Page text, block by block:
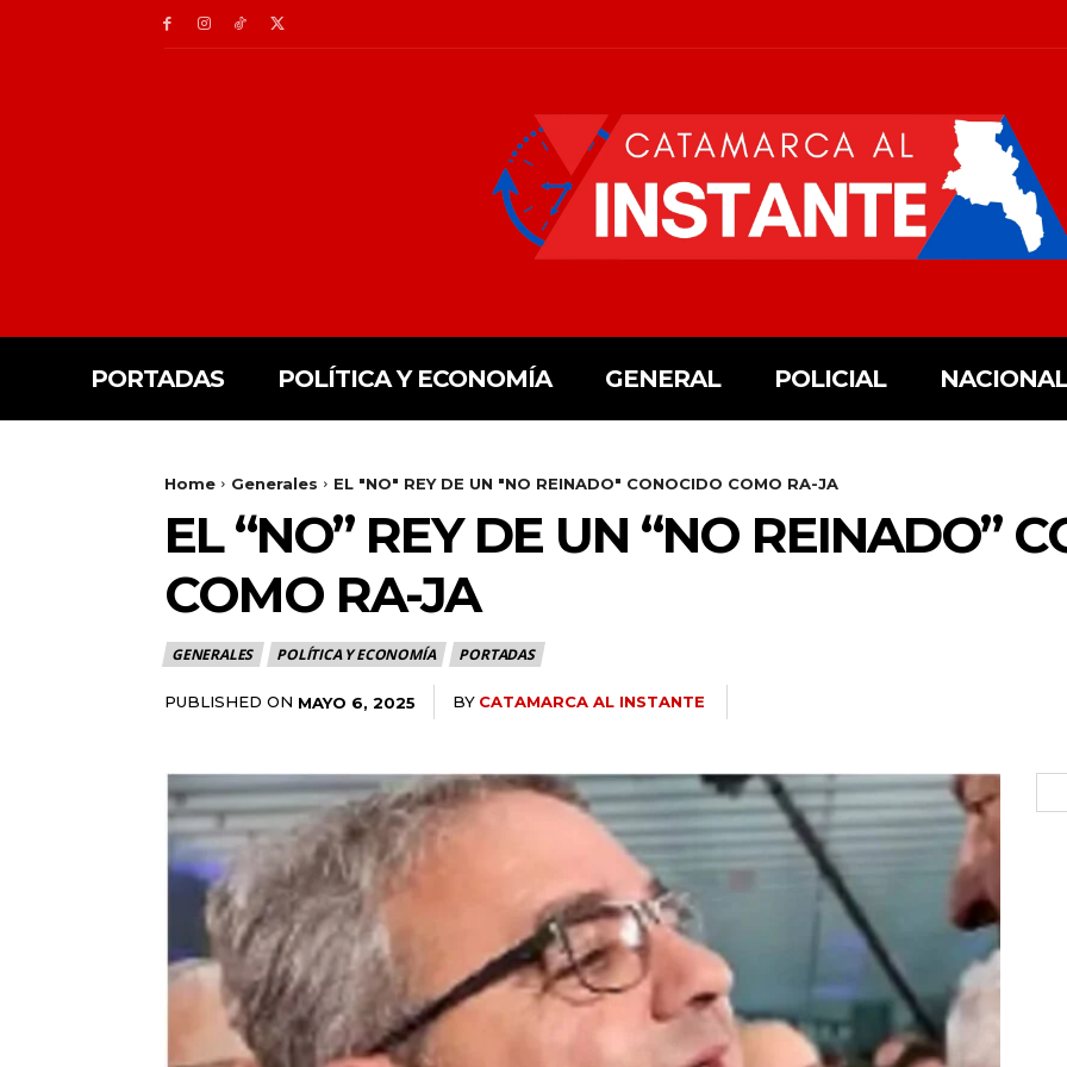
PORTADAS POLÍTICA Y ECONOMÍA GENERAL POLICIAL
Home Generales EL "NO" REY DE UN "NO REINADO" CONOCIDO COMO RA-JA
EL “NO” REY DE UN “NO REINADO”
COMO RA-JA
GENERALES POLÍTICA Y ECONOMÍA PORTADAS
PUBLISHED ON MAYO 6, 2025 BY CATAMARCA AL INSTANTE